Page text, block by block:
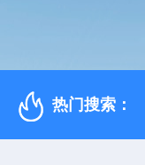
热门搜索：